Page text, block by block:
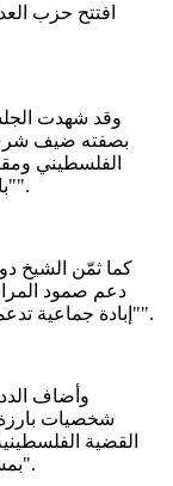
افتتح حزب
وقد شهدت
بصفته ضيف
الفلسطيني
"بالهجمة الشرسة التي تشنها آلة القتل الصهيونية".
كما ثمّن الشيخ
دعم صمود
"إبادة جماعية تدعمها قوى الشر بهدف تصفية القضية الفلسطينية".
وأضاف
شخصيات بارزة
القضية
بمسرى ومعراج النبي محمد صلى الله عليه وسلم".